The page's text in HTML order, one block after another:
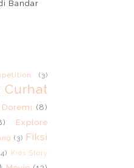
Bandar
(3)
Curhat
Doremi (8)
Explore
(3) Fiksi
Kids Story